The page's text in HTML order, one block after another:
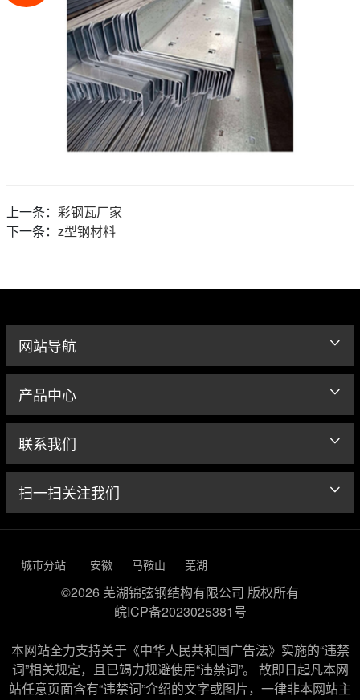
上一条： 彩钢瓦厂家
下一条： z型钢材料
网站导航
产品中心
联系我们
扫一扫关注我们
城市分站 安徽 马鞍山 芜湖
©2026 芜湖锦弦钢结构有限公司 版权所有
皖ICP备2023025381号
本网站全力支持关于《中华人民共和国广告法》实施的“违禁
词”相关规定，且已竭力规避使用“违禁词”。 故即日起凡本网
站任意页面含有“违禁词”介绍的文字或图片，一律非本网站主